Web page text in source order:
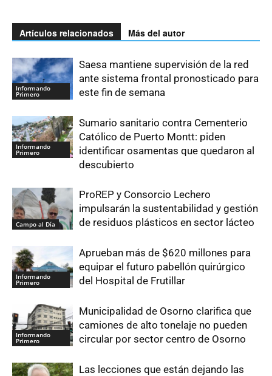
Artículos relacionados Más del autor
Informando
Primero
Saesa mantiene supervisión de la red
ante sistema frontal pronosticado para
este fin de semana
Informando
Primero
Sumario sanitario contra Cementerio
Católico de Puerto Montt: piden
identificar osamentas que quedaron al
descubierto
Campo al Día
ProREP y Consorcio Lechero
impulsarán la sustentabilidad y gestión
de residuos plásticos en sector lácteo
Informando
Primero
Aprueban más de $620 millones para
equipar el futuro pabellón quirúrgico
del Hospital de Frutillar
Informando
Primero
Municipalidad de Osorno clarifica que
camiones de alto tonelaje no pueden
circular por sector centro de Osorno
Las lecciones que están dejando las